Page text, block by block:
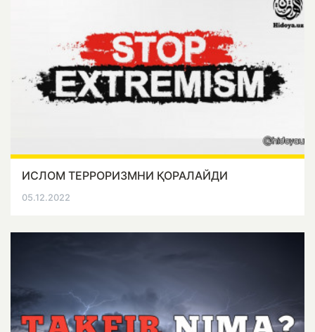
ИСЛОМ ТЕРРОРИЗМНИ ҚОРАЛАЙДИ
05.12.2022